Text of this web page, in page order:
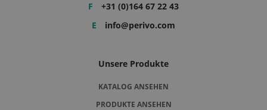
F
+31 (0)164 67 22 43
E
info@perivo.com
Unsere Produkte
KATALOG ANSEHEN
PRODUKTE ANSEHEN